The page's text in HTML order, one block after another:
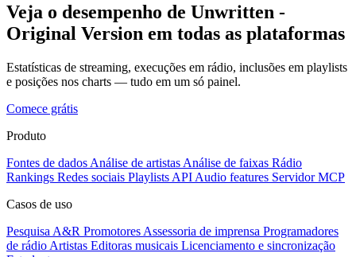
Veja o desempenho de Unwritten -
Original Version em todas as plataformas
Estatísticas de streaming, execuções em rádio, inclusões em playlists
e posições nos charts — tudo em um só painel.
Comece grátis
Produto
Fontes de dados Análise de artistas Análise de faixas Rádio
Rankings Redes sociais Playlists API Audio features Servidor MCP
Casos de uso
Pesquisa A&R Promotores Assessoria de imprensa Programadores
de rádio Artistas Editoras musicais Licenciamento e sincronização